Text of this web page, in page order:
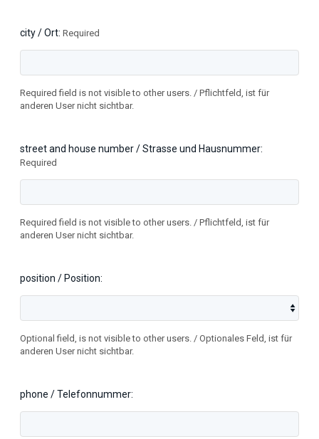
city / Ort Required
Required field is not visible to other users. / Pflichtfeld, ist für
anderen User nicht sichtbar.
street and house number / Strasse und Hausnummer
Required
Required field is not visible to other users. / Pflichtfeld, ist für
anderen User nicht sichtbar.
position / Position
Optional field, is not visible to other users. / Optionales Feld, ist für
anderen User nicht sichtbar.
phone / Telefonnummer